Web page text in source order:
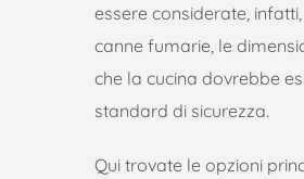
essere considerate,
canne fumarie, le
che la cucina dovrebbe
standard di sicurezza.
Qui trovate le opzioni